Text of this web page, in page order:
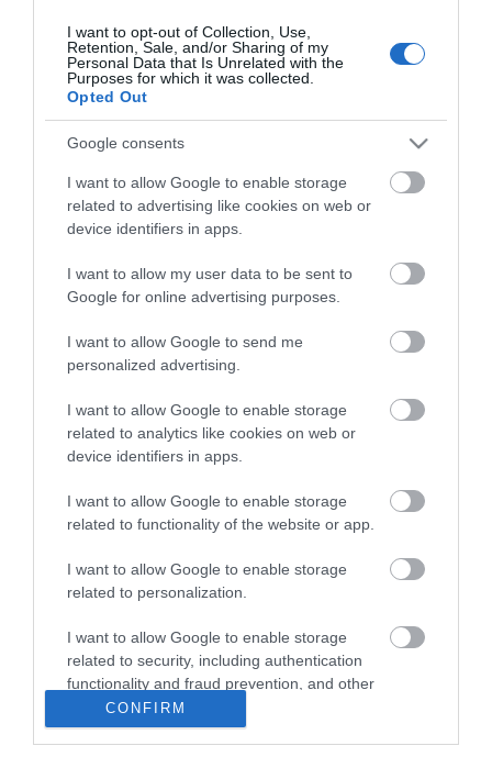
I want to opt-out of Collection, Use,
Retention, Sale, and/or Sharing of my
Personal Data that Is Unrelated with the
Purposes for which it was collected.
Opted Out
Google consents
I want to allow Google to enable storage
related to advertising like cookies on web or
device identifiers in apps.
I want to allow my user data to be sent to
Google for online advertising purposes.
I want to allow Google to send me
personalized advertising.
I want to allow Google to enable storage
related to analytics like cookies on web or
device identifiers in apps.
I want to allow Google to enable storage
related to functionality of the website or app.
I want to allow Google to enable storage
related to personalization.
I want to allow Google to enable storage
related to security, including authentication
functionality and fraud prevention, and other
user protection.
CONFIRM
ΠΕΡΙΓΡΑΦΉ
ΕΠΙΚΟΙΝΩΝΊΑ
εξοπλισμό ολοκληρωμένου μπάνιου για κατοικίες,
ξενοδοχεία και άτομα με ειδικές ανάγκες.
Όλα τα υλικά ανταποκρίνονται στις υψηλότερες
ποιοτικές προδιαγραφές υγιεινής και διακρίνονται
για την εργονομία και την λειτουργικότητά τους.
Ερευνούν διαρκώς τη διεθνή αγορά για να